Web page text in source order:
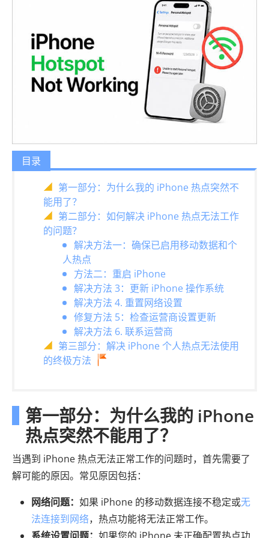
目录
第一部分：为什么我的 iPhone 热点突然不
能用了？
第二部分：如何解决 iPhone 热点无法工作
的问题？
解决方法一：确保已启用移动数据和个
人热点
方法二：重启 iPhone
解决方法 3：更新 iPhone 操作系统
解决方法 4. 重置网络设置
修复方法 5：检查运营商设置更新
解决方法 6. 联系运营商
第三部分：解决 iPhone 个人热点无法使用
的终极方法
第一部分：为什么我的 iPhone
热点突然不能用了？
当遇到 iPhone 热点无法正常工作的问题时，首先需要了
解可能的原因。常见原因包括：
网络问题： 如果 iPhone 的移动数据连接不稳定或无
法连接到网络，热点功能将无法正常工作。